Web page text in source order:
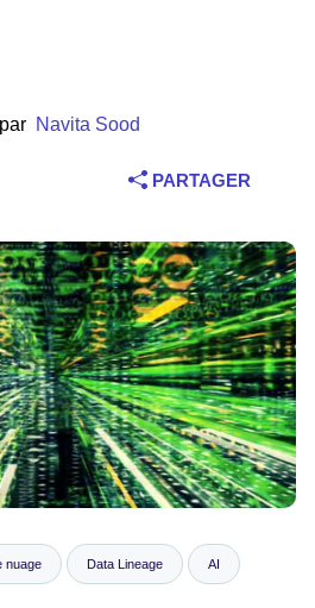
Navita Sood
PARTAGER
nuage Data Lineage AI